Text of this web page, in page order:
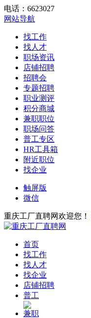
电话：6623027
网站导航
找工作
找人才
职场资讯
店铺招聘
招聘会
专题招聘
职业测评
积分商城
兼职职位
职场问答
普工专区
HR工具箱
附近职位
找企业
触屏版
微信
重庆工厂直聘网欢迎您！
首页
找工作
找人才
找企业
店铺招聘
普工
兼职